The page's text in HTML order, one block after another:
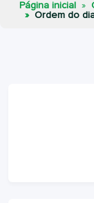
Página inicial
Ordem do